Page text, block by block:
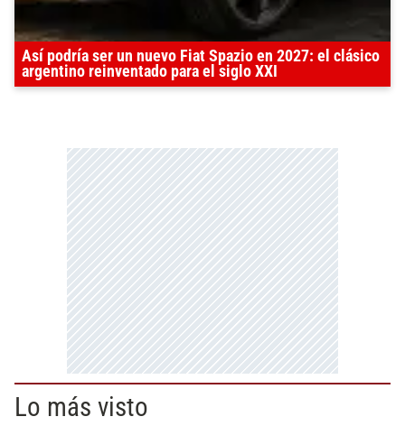
Así podría ser un nuevo Fiat Spazio en 2027: el clásico
argentino reinventado para el siglo XXI
Lo más visto